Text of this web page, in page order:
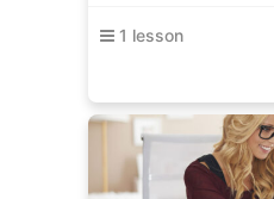
1 lesson